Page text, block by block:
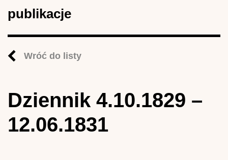
publikacje
Wróć do listy
Dziennik 4.10.1829 –
12.06.1831